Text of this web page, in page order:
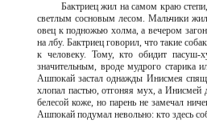
Бактриец жил на самом краю
светлым сосновым лесом. Мальчики
овец к подножью холма, а вечером
на лбу. Бактриец говорил, что такие
к человеку. Тому, кто обидит пасуш-
значительным, вроде мудрого старика
Ашпокай застал однажды Инисмея
хлопал пастью, отгоняя мух, а Инисмей
белесой коже, но парень не замечал
Ашпокай подумал невольно: кто здесь